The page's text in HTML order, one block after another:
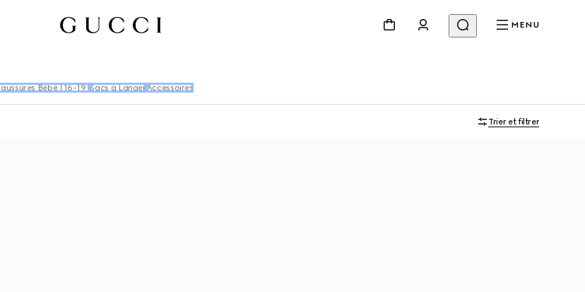
MENU
Bébé (16-19) Sacs à Langer Accessoires
Trier et filtrer